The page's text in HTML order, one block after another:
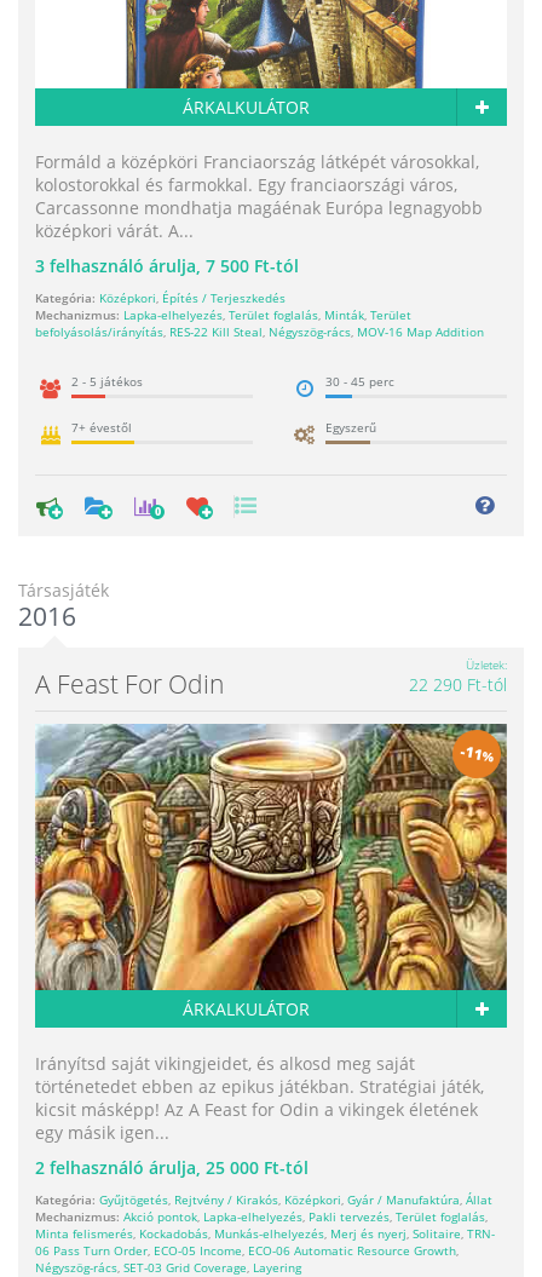
ÁRKALKULÁTOR
Formáld a középköri Franciaország látképét városokkal,
kolostorokkal és farmokkal. Egy franciaországi város,
Carcassonne mondhatja magáénak Európa legnagyobb
középkori várát. A...
3 felhasználó árulja, 7 500 Ft-tól
Kategória: Középkori Építés / Terjeszkedés
Mechanizmus: Lapka-elhelyezés Terület foglalás Minták Terület
befolyásolás/irányítás RES-22 Kill Steal Négyszög-rács MOV-16 Map Addition
2 - 5 játékos 30 - 45 perc
7+ évestől Egyszerű
0
Társasjáték
2016
A Feast For Odin
Üzletek
22 290 Ft-tól
-11%
ÁRKALKULÁTOR
Irányítsd saját vikingjeidet, és alkosd meg saját
történetedet ebben az epikus játékban. Stratégiai játék,
kicsit másképp! Az A Feast for Odin a vikingek életének
egy másik igen...
2 felhasználó árulja, 25 000 Ft-tól
Kategória: Gyűjtögetés Rejtvény / Kirakós Középkori Gyár / Manufaktúra Állat
Mechanizmus: Akció pontok Lapka-elhelyezés Pakli tervezés Terület foglalás
Minta felismerés Kockadobás Munkás-elhelyezés Merj és nyerj Solitaire TRN-
06 Pass Turn Order ECO-05 Income ECO-06 Automatic Resource Growth
Négyszög-rács SET-03 Grid Coverage Layering